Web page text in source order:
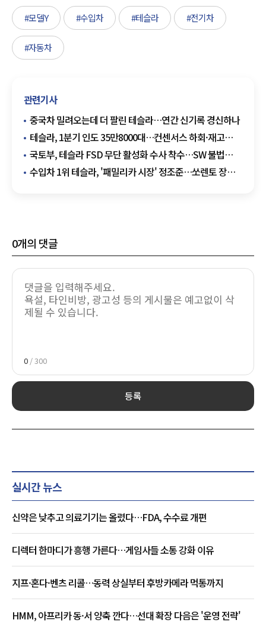
#모델Y #수입차 #테슬라 #전기차
#자동차
관련기사
중국차 밀려오는데 더 팔린 테슬라…연간 신기록 경신하나
테슬라, 1분기 인도 35만8000대…컨센서스 하회·재고
5만대 확대
국토부, 테슬라 FSD 무단 활성화 수사 착수…SW 불법
변경 강경 대응
수입차 1위 테슬라, '패밀리카 시장' 정조준…쏘렌토 장벽
0개의 댓글
0 / 300
등록
실시간 뉴스
신약은 낮추고 의료기기는 올렸다…FDA, 수수료 개편
디렉터 한마디가 흥행 가른다…게임사들 소통 강화 이유
지프·혼다·벤츠 리콜…동력 상실부터 후방카메라 먹통까지
HMM, 아프리카 동·서 양축 깐다…선대 확장 다음은 '운영 전략'